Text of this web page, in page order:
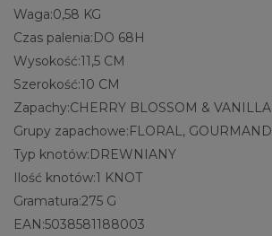
Waga:0,58 KG
Czas palenia:DO 68H
Wysokość:11,5 CM
Szerokość:10 CM
Zapachy:CHERRY BLOSSOM & VANILLA
Grupy zapachowe:FLORAL, GOURMAND
Typ knotów:DREWNIANY
Ilość knotów:1 KNOT
Gramatura:275 G
EAN:5038581188003